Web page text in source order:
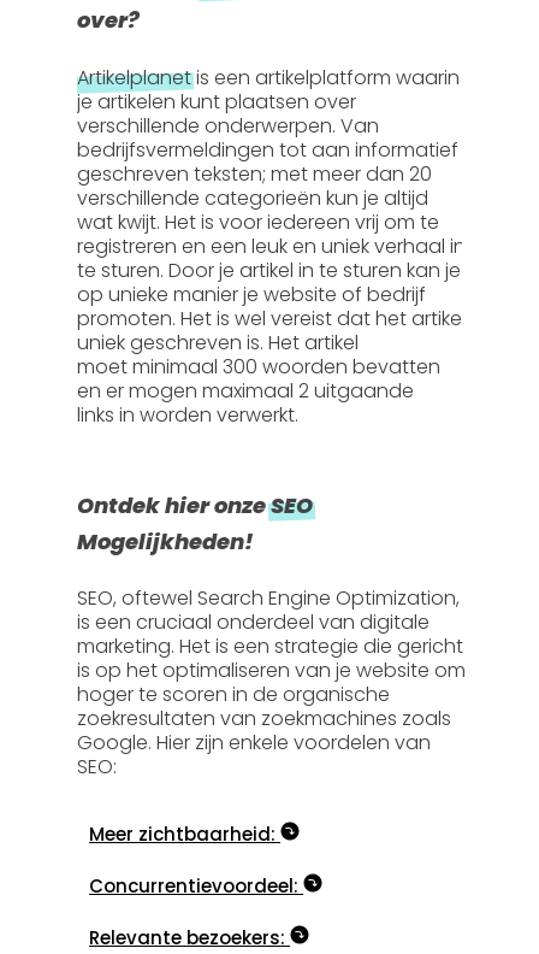
over?
Artikelplanetis een artikelplatform waarin
je artikelen kunt plaatsen over
verschillende onderwerpen. Van
bedrijfsvermeldingen tot aan informatief
geschreven teksten; met meer dan 20
verschillende categorieën kun je altijd
wat kwijt. Het is voor iedereen vrij om te
registreren en een leuk en uniek verhaal in
te sturen. Door je artikel in te sturen kan je
op unieke manier je website of bedrijf
promoten. Het is wel vereist dat het artikel
uniek geschreven is. Het artikel
moetminimaal 300 woorden bevatten
en er mogenmaximaal 2 uitgaande
links in worden verwerkt.
Ontdek hier onzeSEO
Mogelijkheden!
SEO, oftewel Search Engine Optimization,
is een cruciaal onderdeel van digitale
marketing. Het is een strategie die gericht
is op het optimaliseren van je website om
hoger te scoren in de organische
zoekresultaten van zoekmachines zoals
Google. Hier zijn enkele voordelen van
SEO:
Meer zichtbaarheid:
Concurrentievoordeel:
Relevante bezoekers: